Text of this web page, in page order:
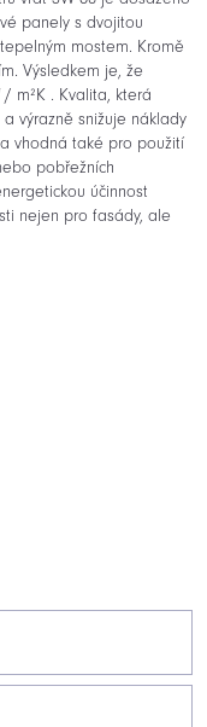
panely s dvojitou
mostem. Kromě
Výsledkem je, že
m²K . Kvalita, která
výrazně snižuje náklady
vhodná také pro použití
pobřežních
účinnost
nejen pro fasády, ale